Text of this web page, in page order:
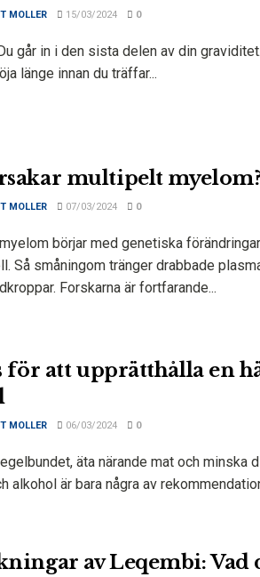
MOLLER 15/03/2024 0
går in i den sista delen av din
länge innan du träffar...
multipelt myelom?
MOLLER 07/03/2024 0
börjar med genetiska
Så småningom tränger drabbade
Forskarna är fortfarande...
för att upprätthålla en
MOLLER 06/03/2024 0
äta närande mat och minska
alkohol är bara några av
av Leqembi: Vad